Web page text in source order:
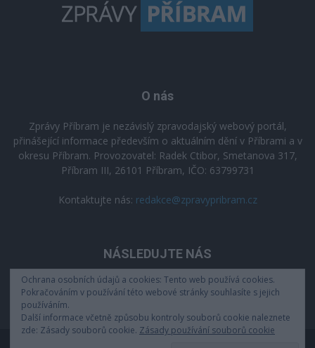
O nás
Zprávy Příbram je nezávislý zpravodajský webový portál,
přinášející informace především o aktuálním dění v Příbrami a v
okresu Příbram. Provozovatel: Radek Ctibor, Smetanova 317,
Příbram III, 26101 Příbram, IČO: 63799731
Kontaktujte nás: redakce@zpravypribram.cz
NÁSLEDUJTE NÁS
Ochrana osobních údajů a cookies: Tento web používá cookies.
Pokračováním v používání této webové stránky souhlasíte s jejich
používáním.
Další informace včetně způsobu kontroly souborů cookie naleznete
zde: Zásady souborů cookie. Zásady používání souborů cookie